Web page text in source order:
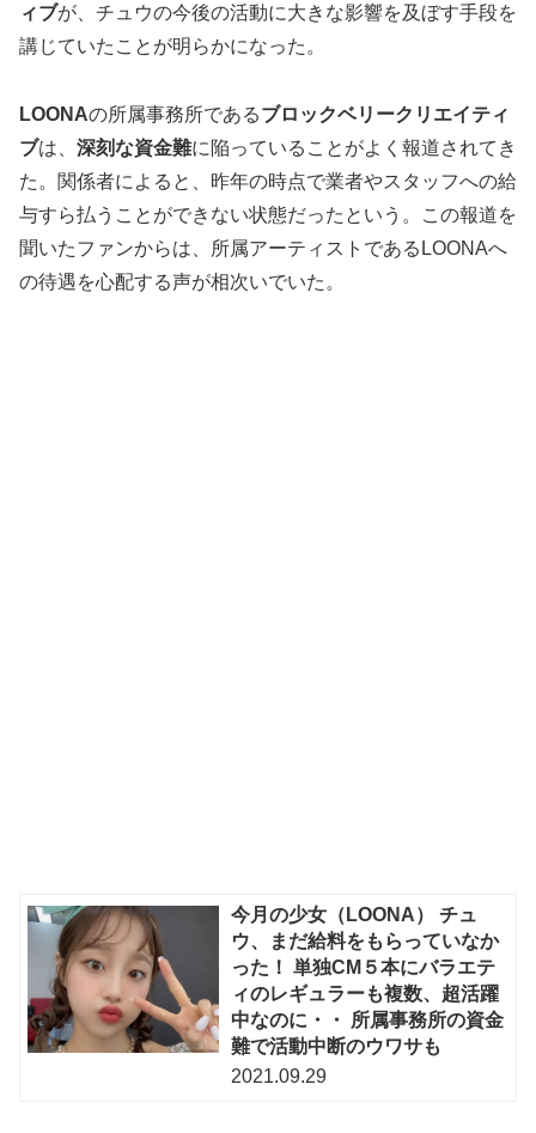
ィブが、チュウの今後の活動に大きな影響を及ぼす手段を
講じていたことが明らかになった。
LOONAの所属事務所であるブロックベリークリエイティ
ブは、 深刻な資金難に陥っていることがよく報道されてき
た。関係者によると、昨年の時点で業者やスタッフへの給
与すら払うことができない状態だったという。この報道を
聞いたファンからは、所属アーティストであるLOONAへ
の待遇を心配する声が相次いでいた。
今月の少女（LOONA） チュ
ウ、まだ給料をもらっていなか
った！ 単独CM５本にバラエテ
ィのレギュラーも複数、超活躍
中なのに・・ 所属事務所の資金
難で活動中断のウワサも
2021.09.29